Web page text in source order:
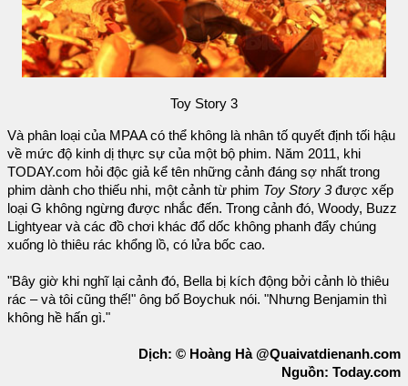
Toy Story 3
Và phân loại của MPAA có thể không là nhân tố quyết định tối hậu
về mức độ kinh dị thực sự của một bộ phim. Năm 2011, khi
TODAY.com hỏi độc giả kể tên những cảnh đáng sợ nhất trong
phim dành cho thiếu nhi, một cảnh từ phim Toy Story 3được xếp
loại G không ngừng được nhắc đến. Trong cảnh đó, Woody, Buzz
Lightyear và các đồ chơi khác đổ dốc không phanh đẩy chúng
xuống lò thiêu rác khổng lồ, có lửa bốc cao.
"Bây giờ khi nghĩ lại cảnh đó, Bella bị kích động bởi cảnh lò thiêu
rác – và tôi cũng thế!" ông bố Boychuk nói. "Nhưng Benjamin thì
không hề hấn gì."
Dịch: © Hoàng Hà @Quaivatdienanh.com
Nguồn: Today.com